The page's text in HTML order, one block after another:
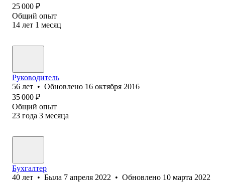
25 000 ₽
Общий опыт
14 лет 1 месяц
Руководитель
56 лет • Обновлено 16 октября 2016
35 000 ₽
Общий опыт
23 года 3 месяца
Бухгалтер
40 лет • Была 7 апреля 2022 • Обновлено 10 марта 2022